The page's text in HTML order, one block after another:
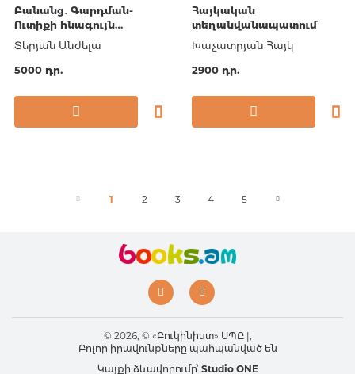
Բանանց․ Գարդման-
Ուտիքի հնագույն
բնակավայր
Տերյան Անժելա
5000 դր.
Հայկական
տեղանվանապատում
Խաչատրյան Հայկ
2900 դր.
1 2 3 4 5
© 2026, © «Բուկինիստ» ՍՊԸ |,
Բոլոր իրավունքները պահպանված են
Կայքի ձևավորումը՝ Studio ONE